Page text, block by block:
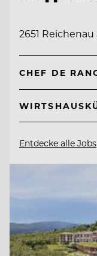
2651 Reichenau
CHEF DE
Entdecke alle Jobs